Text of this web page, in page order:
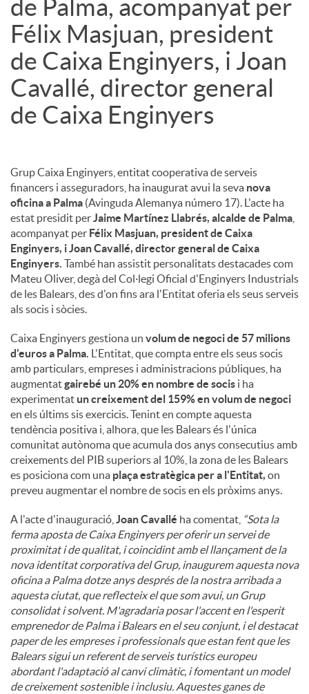
de Palma, acompanyat per
Félix Masjuan, president
de Caixa Enginyers, i Joan
Cavallé, director general
de Caixa Enginyers
Grup Caixa Enginyers, entitat cooperativa de serveis
financers i asseguradors, ha inaugurat avui la seva nova
oficina a Palma (Avinguda Alemanya número 17). L'acte ha
estat presidit perJaime Martínez Llabrés, alcalde de Palma
acompanyat per Félix Masjuan, president de Caixa
Enginyers, i Joan Cavallé, director general de Caixa
Enginyers. També han assistit personalitats destacades com
Mateu Oliver, degà del Col·legi Oficial d'Enginyers Industrials
de les Balears, des d'on fins ara l'Entitat oferia els seus serveis
als socis i sòcies.
Caixa Enginyers gestiona un volum de negoci de 57 milions
d'euros a Palma. L'Entitat, que compta entre els seus socis
amb particulars, empreses i administracions públiques, ha
augmentatgairebé un 20% en nombre de socis i ha
experimentat un creixement del 159% en volum de negoci
en els últims sis exercicis. Tenint en compte aquesta
tendència positiva i, alhora, que les Balears és l'única
comunitat autònoma que acumula dos anys consecutius amb
creixements del PIB superiors al 10%, la zona de les Balears
es posiciona com una plaça estratègica per a l'Entitat, on
preveu augmentar el nombre de socis en els pròxims anys.
A l'acte d'inauguració, Joan Cavallé ha comentat, “Sota la
ferma aposta de Caixa Enginyers per oferir un servei de
proximitat i de qualitat, i coincidint amb el llançament de la
nova identitat corporativa del Grup, inaugurem aquesta nova
oficina a Palma dotze anys després de la nostra arribada a
aquesta ciutat, que reflecteix el que som avui, un Grup
consolidat i solvent. M'agradaria posar l'accent en l'esperit
emprenedor de Palma i Balears en el seu conjunt, i el destacat
paper de les empreses i professionals que estan fent que les
Balears sigui un referent de serveis turístics europeu
abordant l'adaptació al canvi climàtic, i fomentant un model
de creixement sostenible i inclusiu. Aquestes ganes de